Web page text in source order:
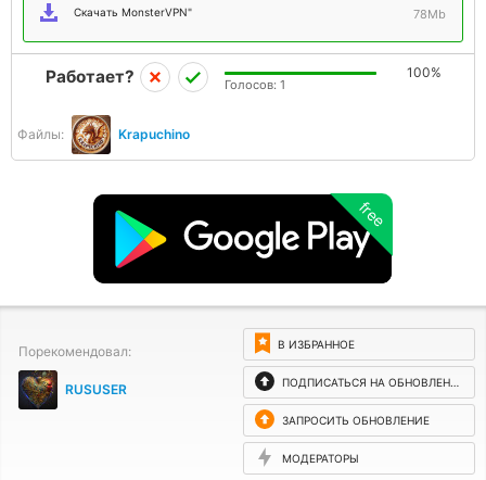
Скачать MonsterVPN" 78Mb
Файлы: Krapuchino
Работает? 100%
Голосов: 1
free
Порекомендовал:
RUSUSER
В ИЗБРАННОЕ
ПОДПИСАТЬСЯ НА ОБНОВЛЕНИЯ
ЗАПРОСИТЬ ОБНОВЛЕНИЕ
МОДЕРАТОРЫ